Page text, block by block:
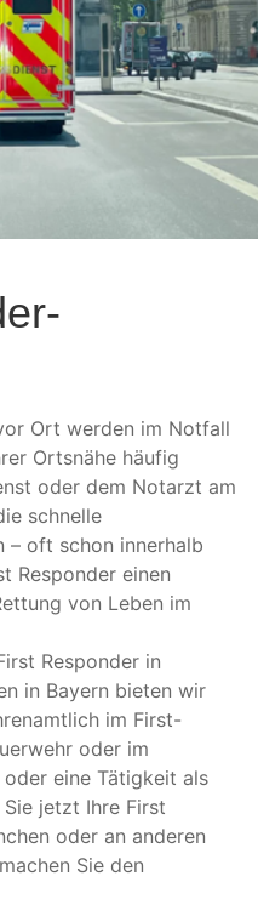
Ort werden im Notfall
Ortsnähe häufig
oder dem Notarzt am
schnelle
– oft schon innerhalb
Responder einen
von Leben im
Responder in
in Bayern bieten wir
im First-
oder im
eine Tätigkeit als
jetzt Ihre First
oder an anderen
Sie den